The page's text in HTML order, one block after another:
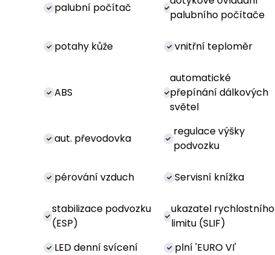
palubní počítač
palubního počítače
potahy kůže vnitřní teploměr
ABS
automatické
přepínání dálkových
světel
aut. převodovka
regulace výšky
podvozku
pérování vzduch Servisní knížka
stabilizace podvozku
(ESP)
ukazatel rychlostního
limitu (SLIF)
LED denní svícení plní 'EURO VI'